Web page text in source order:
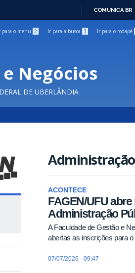
COMUNICA BR
para o menu 2 Ir para a busca 3 Ir para o rodapé
Negócios
DE UBERLÂNDIA
ACONTECE
FAGEN/UFU
Administração
A Faculdade de Gestão e
abertas as inscrições para
07/07/2026 - 09:47